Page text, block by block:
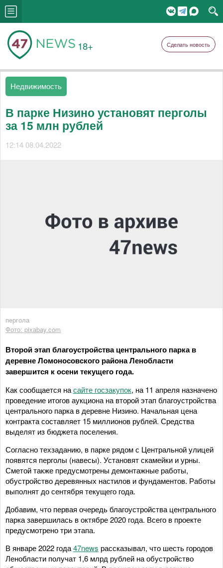
18+ Сделать новость
Недвижимость
В парке Низино установят перголы
за 15 млн рублей
12:14 08.04.2022
пергола
Фото: pixabay.com
Второй этап благоустройства центрального парка в
деревне Ломоносовского района Ленобласти
завершится к осени текущего года.
Как сообщается насайте госзакупок, на 11 апреля назначено
проведение итогов аукциона на второй этап благоустройства
центрального парка в деревне Низино. Начальная цена
контракта составляет 15 миллионов рублей. Средства
выделят из бюджета поселения.
Согласно техзаданию, в парке рядом с Центральной улицей
появятся перголы (навесы). Установят скамейки и урны.
Сметой также предусмотрены демонтажные работы,
обустройство деревянных настилов и фундаментов. Работы
выполнят до сентября текущего года.
Добавим, что первая очередь благоустройства центрального
парка завершилась в октябре 2020 года. Всего в проекте
предусмотрено три этапа.
В январе 2022 года47news рассказывал, что шесть городов
Ленобласти получат 1,6 млрд рублей на обустройство